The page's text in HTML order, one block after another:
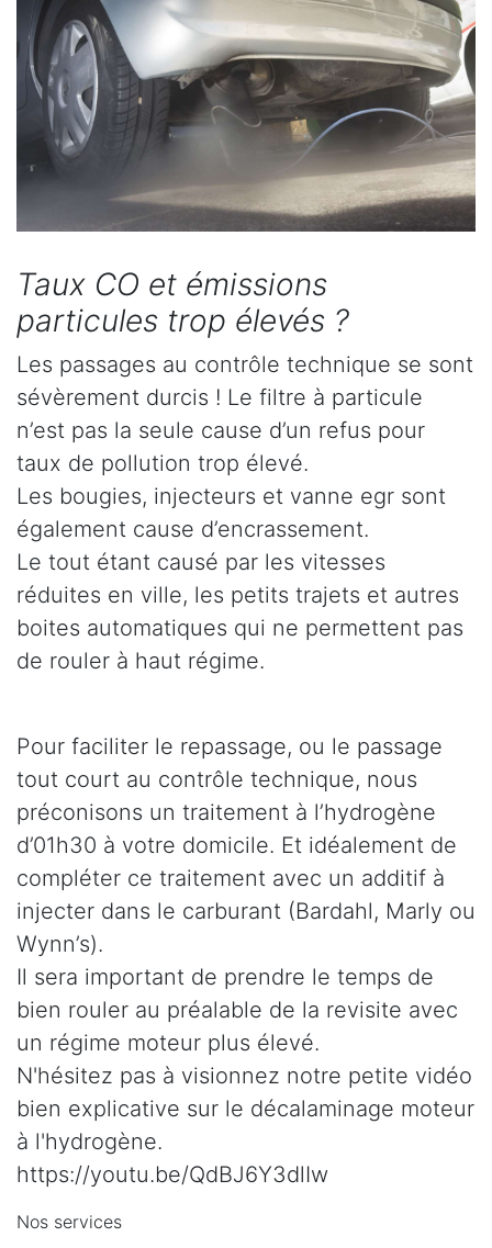
Taux CO et émissions
particules trop élevés ?
Les passages au contrôle technique se sont
sévèrement durcis ! Le filtre à particule
n’est pas la seule cause d’un refus pour
taux de pollution trop élevé.
Les bougies, injecteurs et vanne egr sont
également cause d’encrassement.
Le tout étant causé par les vitesses
réduites en ville, les petits trajets et autres
boites automatiques qui ne permettent pas
de rouler à haut régime.
Pour faciliter le repassage, ou le passage
tout court au contrôle technique, nous
préconisons un traitement à l’hydrogène
d’01h30 à votre domicile. Et idéalement de
compléter ce traitement avec un additif à
injecter dans le carburant (Bardahl, Marly ou
Wynn’s).
Il sera important de prendre le temps de
bien rouler au préalable de la revisite avec
un régime moteur plus élevé.
N'hésitez pas à visionnez notre petite vidéo
bien explicative sur le décalaminage moteur
à l'hydrogène.
https://youtu.be/QdBJ6Y3dlIw
Nos services